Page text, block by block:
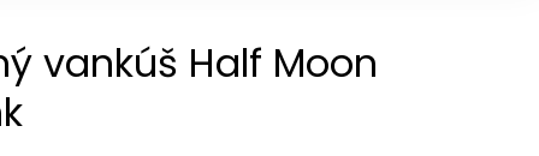
vankúš Half Moon